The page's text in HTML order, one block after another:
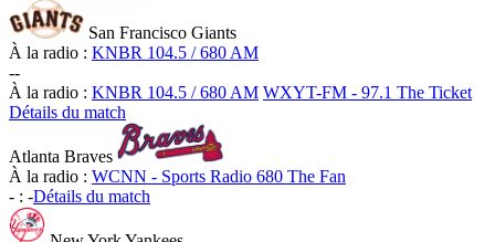
San Francisco Giants
À la radio : KNBR 104.5 / 680 AM
--
À la radio : KNBR 104.5 / 680 AM WXYT-FM - 97.1 The Ticket
Détails du match
Atlanta Braves
À la radio : WCNN - Sports Radio 680 The Fan
- : -Détails du match